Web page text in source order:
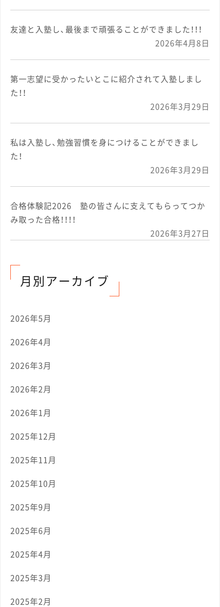
ー
ョ
友達と入塾し、最後まで頑張ることができました！！！
2026年4月8日
第一志望に受かったいとこに紹介されて入塾しまし
た！！
2026年3月29日
私は入塾し、勉強習慣を身につけることができまし
た！
2026年3月29日
合格体験記2026 塾の皆さんに支えてもらってつか
み取った合格！！！！
2026年3月27日
月別アーカイブ
2026年5月
2026年4月
2026年3月
2026年2月
2026年1月
2025年12月
2025年11月
2025年10月
2025年9月
2025年6月
2025年4月
2025年3月
2025年2月